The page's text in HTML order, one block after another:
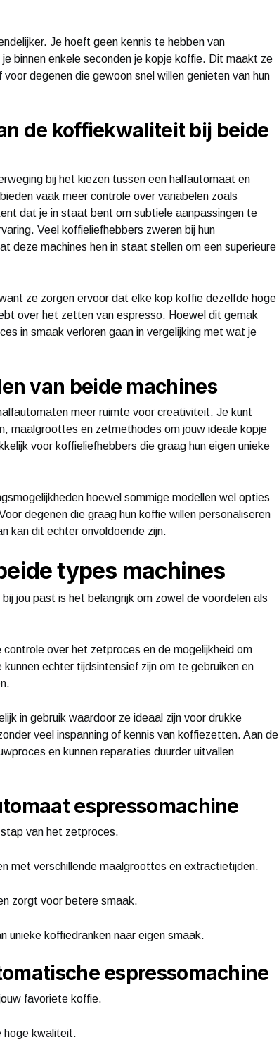
Je hoeft geen kennis te hebben van
binnen enkele seconden je kopje koffie. Dit maakt ze
degenen die gewoon snel willen genieten van hun
de koffiekwaliteit bij beide
bij het kiezen tussen een halfautomaat en
vaak meer controle over variabelen zoals
dat je in staat bent om subtiele aanpassingen te
Veel koffieliefhebbers zweren bij hun
deze machines hen in staat stellen om een superieure
ze zorgen ervoor dat elke kop koffie dezelfde hoge
over het zetten van espresso. Hoewel dit gemak
in smaak verloren gaan in vergelijking met wat je
van beide machines
meer ruimte voor creativiteit. Je kunt
maalgroottes en zetmethodes om jouw ideale kopje
voor koffieliefhebbers die graag hun eigen unieke
hoewel sommige modellen wel opties
degenen die graag hun koffie willen personaliseren
kan dit echter onvoldoende zijn.
types machines
jou past is het belangrijk om zowel de voordelen als
over het zetproces en de mogelijkheid om
echter tijdsintensief zijn om te gebruiken en
in gebruik waardoor ze ideaal zijn voor drukke
veel inspanning of kennis van koffiezetten. Aan de
en kunnen reparaties duurder uitvallen
espressomachine
van het zetproces.
met verschillende maalgroottes en extractietijden.
zorgt voor betere smaak.
unieke koffiedranken naar eigen smaak.
espressomachine
favoriete koffie.
hoge kwaliteit.